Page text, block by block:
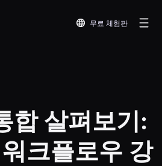
무료 체험판
합 살펴보기:
크플로우 강